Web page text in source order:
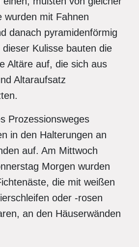
wurden mit Fahnen
danach pyramidenförmig
Kulisse bauten die
Altäre auf, die sich aus
Altaraufsatz
Prozessionsweges
in den Halterungen an
auf. Am Mittwoch
Morgen wurden
die mit weißen
oder -rosen
an den Häuserwänden